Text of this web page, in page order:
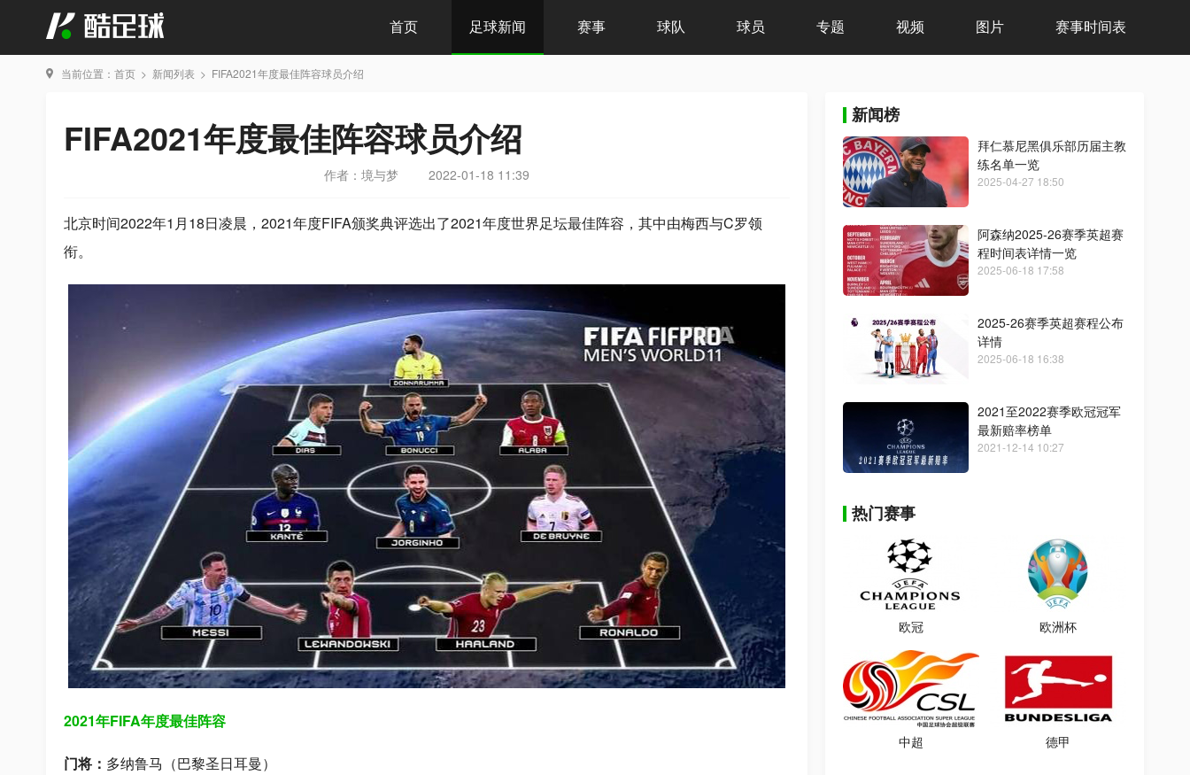
首页 足球新闻 赛事 球队 球员 专题 视频 图片 赛事时间表
当前位置： 首页 > 新闻列表 > FIFA2021年度最佳阵容球员介绍
FIFA2021年度最佳阵容球员介绍
作者：境与梦 2022-01-18 11:39
北京时间2022年1月18日凌晨，2021年度FIFA颁奖典评选出了2021年度世界足坛最佳阵容，其中由梅西与C罗领
衔。
2021年FIFA年度最佳阵容
门将： 多纳鲁马（巴黎圣日耳曼）
新闻榜
拜仁慕尼黑俱乐部历届主教
练名单一览
2025-04-27 18:50
阿森纳2025-26赛季英超赛
程时间表详情一览
2025-06-18 17:58
2025-26赛季英超赛程公布
详情
2025-06-18 16:38
2021至2022赛季欧冠冠军
最新赔率榜单
2021-12-14 10:27
热门赛事
欧冠 欧洲杯
中超 德甲